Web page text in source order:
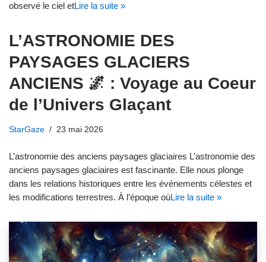
observé le ciel etLire la suite »
L’ASTRONOMIE DES
PAYSAGES GLACIERS
ANCIENS 🌌 : Voyage au Coeur
de l’Univers Glaçant
StarGaze 23 mai 2026
L’astronomie des anciens paysages glaciaires L’astronomie des
anciens paysages glaciaires est fascinante. Elle nous plonge
dans les relations historiques entre les événements célestes et
les modifications terrestres. À l’époque oùLire la suite »